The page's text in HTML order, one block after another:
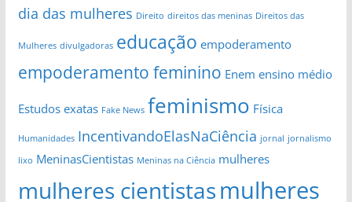
dia das mulheres Direito direitos das meninas Direitos das
Mulheres divulgadoras educação empoderamento
empoderamento feminino Enem ensino médio
Estudos exatas Fake News feminismo Física
Humanidades IncentivandoElasNaCiência jornal jornalismo
lixo MeninasCientistas Meninas na Ciência mulheres
mulheres cientistasmulheres